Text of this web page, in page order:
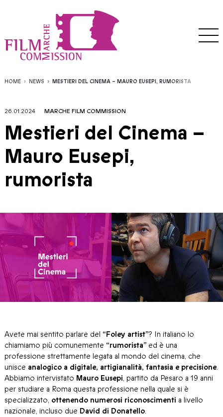
HOME NEWS MESTIERI DEL CINEMA – MAURO EUSEPI, RUMORISTA
26.01.2024 MARCHE FILM COMMISSION
Mestieri del Cinema –
Mauro Eusepi,
rumorista
Avete mai sentito parlare del “Foley artist”? In italiano lo
chiamiamo più comunemente “rumorista” ed è una
professione strettamente legata al mondo del cinema, che
unisce analogico a digitale, artigianalità, fantasia e precisione.
Abbiamo intervistato Mauro Eusepi, partito da Pesaro a 19 anni
per studiare a Roma questa professione nella quale si è
specializzato, ottenendo numerosi riconoscimenti a livello
nazionale, incluso due David di Donatello.